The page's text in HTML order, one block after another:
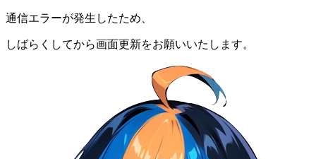
通信エラーが発生したため、
しばらくしてから画面更新をお願いいたします。